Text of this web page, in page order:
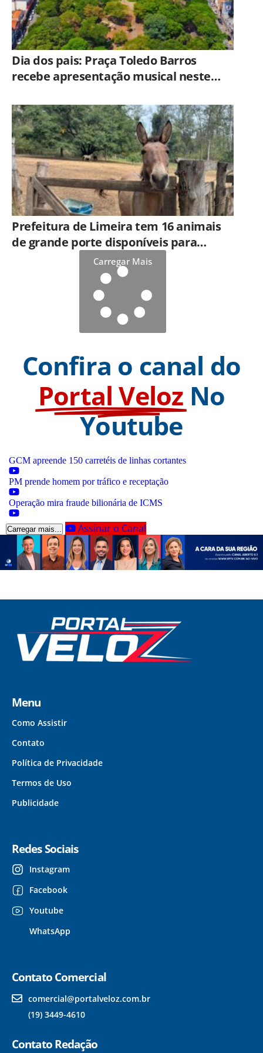
Dia dos pais: Praça Toledo Barros
recebe apresentação musical neste
Prefeitura de Limeira tem 16 animais
de grande porte disponíveis para
adoção no HortoCarregar Mais
Confira o canal do
Portal Veloz No
Youtube
GCM apreende 150 carretéis de linhas cortantes
PM prende homem por tráfico e receptação
Operação mira fraude bilionária de ICMS
Carregar mais... Assinar o Canal
Menu
Como Assistir
Contato
Política de Privacidade
Termos de Uso
Publicidade
Redes Sociais
Instagram
Facebook
Youtube
WhatsApp
Contato Comercial
comercial@portalveloz.com.br
(19) 3449-4610
Contato Redação